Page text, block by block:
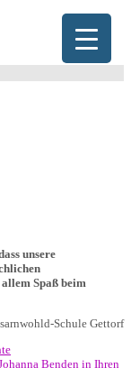
unsere
Spaß beim
Schule Gettorf
Benden in Ihren